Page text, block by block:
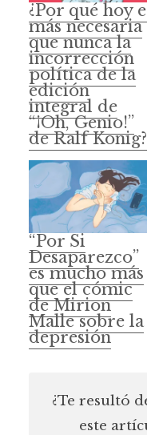
¿Por qué hoy
más necesaria
que nunca la
incorrección
política de la
edición
integral de
“¡Oh, Genio!”
de Ralf Konig?
“Por Si
Desaparezco”
es mucho más
que el cómic
de Mirion
Malle sobre la
depresión
¿Te resultó
este